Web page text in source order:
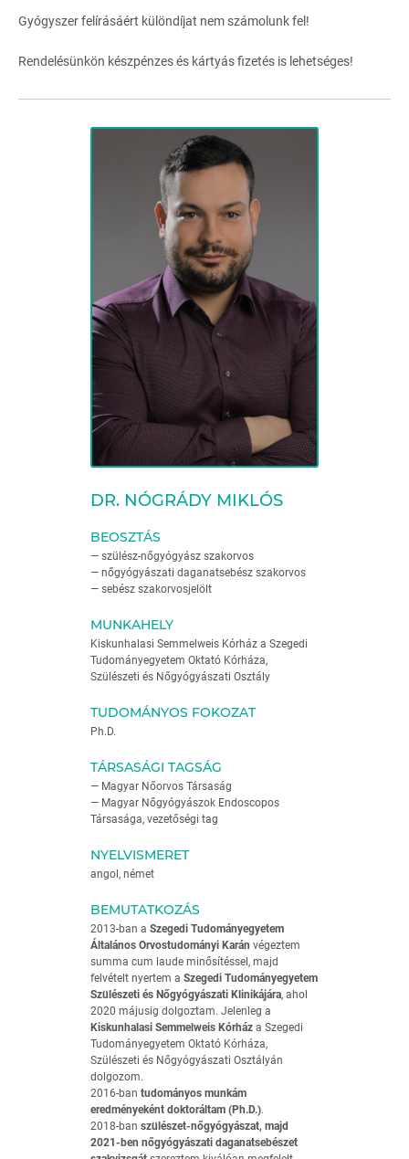
DR. NÓGRÁDY MIKLÓS
BEOSZTÁS
— szülész-nőgyógyász szakorvos
— nőgyógyászati daganatsebész szakorvos
— sebész szakorvosjelölt
MUNKAHELY
Kiskunhalasi Semmelweis Kórház a Szegedi
Tudományegyetem Oktató Kórháza,
Szülészeti és Nőgyógyászati Osztály
TUDOMÁNYOS FOKOZAT
Ph.D.
TÁRSASÁGI TAGSÁG
— Magyar Nőorvos Társaság
— Magyar Nőgyógyászok Endoscopos
Társasága, vezetőségi tag
NYELVISMERET
angol, német
BEMUTATKOZÁS
2013-ban a Szegedi Tudományegyetem
Általános Orvostudományi Karán végeztem
summa cum laude minősítéssel, majd
felvételt nyertem a Szegedi Tudományegyetem
Szülészeti és Nőgyógyászati Klinikájára, ahol
2020 májusig dolgoztam. Jelenleg a
Kiskunhalasi Semmelweis Kórház a Szegedi
Tudományegyetem Oktató Kórháza,
Szülészeti és Nőgyógyászati Osztályán
dolgozom.
2016-ban tudományos munkám
eredményeként doktoráltam (Ph.D.).
2018-ban szülészet-nőgyógyászat, majd
2021-ben nőgyógyászati daganatsebészet
Gyógyszer felírásáért különdíjat nem számolunk fel!
Rendelésünkön készpénzes és kártyás fizetés is lehetséges!